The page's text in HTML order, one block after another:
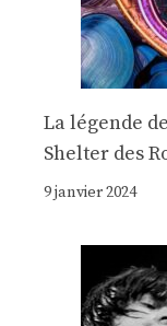
La légende
Shelter des
9 janvier 2024